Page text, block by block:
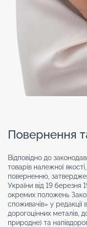
Повернення
Відповідно до
товарів належної
поверненню,
України від 19
окремих положень
споживачів» у редакції
дорогоцінних металів,
природне) та